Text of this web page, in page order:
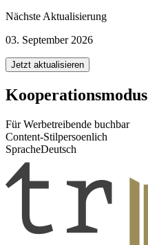
Nächste Aktualisierung
03. September 2026
Jetzt aktualisieren
Kooperationsmodus
Für Werbetreibende buchbar
Content-Stilpersoenlich
SpracheDeutsch